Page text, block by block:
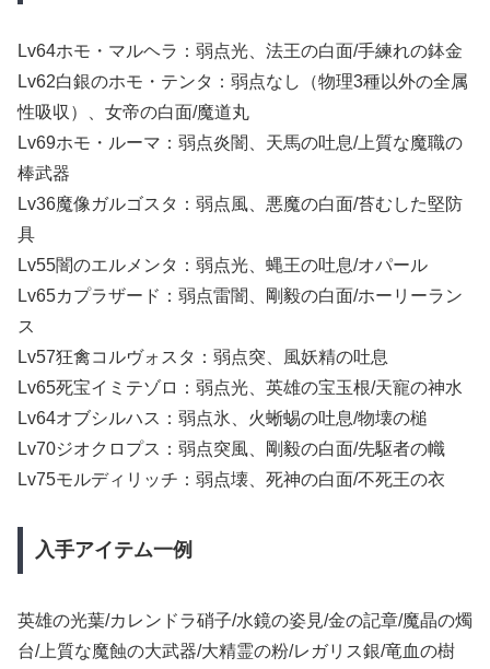
Lv64ホモ・マルヘラ：弱点光、法王の白面/手練れの鉢金
Lv62白銀のホモ・テンタ：弱点なし（物理3種以外の全属
性吸収）、女帝の白面/魔道丸
Lv69ホモ・ルーマ：弱点炎闇、天馬の吐息/上質な魔職の
棒武器
Lv36魔像ガルゴスタ：弱点風、悪魔の白面/苔むした堅防
具
Lv55闇のエルメンタ：弱点光、蝿王の吐息/オパール
Lv65カプラザード：弱点雷闇、剛毅の白面/ホーリーラン
ス
Lv57狂禽コルヴォスタ：弱点突、風妖精の吐息
Lv65死宝イミテゾロ：弱点光、英雄の宝玉根/天寵の神水
Lv64オブシルハス：弱点氷、火蜥蜴の吐息/物壊の槌
Lv70ジオクロプス：弱点突風、剛毅の白面/先駆者の幟
Lv75モルディリッチ：弱点壊、死神の白面/不死王の衣
入手アイテム一例
英雄の光葉/カレンドラ硝子/水鏡の姿見/金の記章/魔晶の燭
台/上質な魔蝕の大武器/大精霊の粉/レガリス銀/竜血の樹